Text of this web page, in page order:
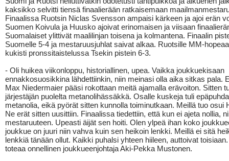
kaksikko selvitti tiensä finaalierään ratkaisemaan
Finaalissa Ruotsin Niclas Svensson ampaisi kärkeen ja ajoi erän
Suomen Koivula ja Huusko ajoivat erinomaisen ja viisaan
Suomalaiset ylittivät maalilinjan toisena ja kolmantena. Finaalin
Suomelle 5-4 ja mestaruusjuhlat saivat alkaa. Ruotsille MM-
kukisti pronssitaistelussa Tsekin pistein 6-3.
- Oli huikea viikonloppu, historiallinen, upea. Vaikka joukkuekisaan
ennakkosuosikkina lähdettiinkin, niin meinasi olla aika sitkas pala.
Max Niedermaier pääsi rokottaan meitä ajamalla erävoiton. Sitten
järjestäjän puolelta metanolihässäkkä. Osalle kuskeja tuli
metanolia, eikä pyörät sitten kunnolla toiminutkaan. Meillä tuo osui
Ne erät sitten uusittiin. Finaalissa tiedettiin, että kun ei ajeta nollia,
mestaruuteen. Upeasti äijät sen hoiti. Olen ylpeä ihan koko
joukkue on juuri niin vahva kuin sen heikoin lenkki. Meillä ei sitä
lenkkiä tänään ollut. Kaikki puhalsi yhteen hiileen, auttoivat
toteaa onnellinen joukkueenjohtaja Aki-Pekka Mustonen.